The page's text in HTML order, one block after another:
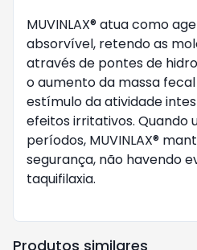
MUVINLAX® atua como
absorvível, retendo as
através de pontes de
o aumento da massa
estímulo da atividade
efeitos irritativos. Quando
períodos, MUVINLAX®
segurança, não havendo
taquifilaxia.
Produtos similares